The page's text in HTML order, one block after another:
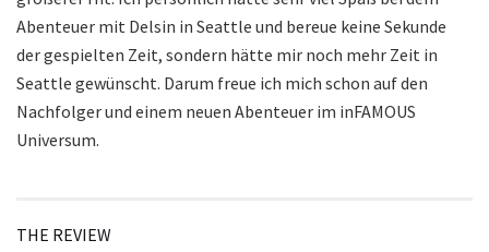
Abenteuer mit Delsin in Seattle und bereue keine Sekunde
der gespielten Zeit, sondern hätte mir noch mehr Zeit in
Seattle gewünscht. Darum freue ich mich schon auf den
Nachfolger und einem neuen Abenteuer im inFAMOUS
Universum.
THE REVIEW